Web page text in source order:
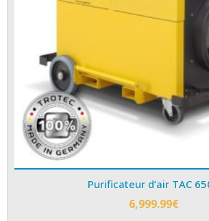
Purificateur d’air TAC
6,999.99€